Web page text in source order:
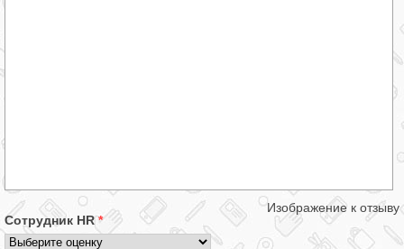
Изображение к отзыву
Сотрудник HR*